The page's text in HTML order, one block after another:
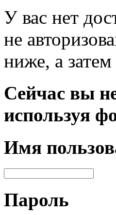
У вас нет
не
ниже, а
Сейчас вы
используя
Имя
Пароль